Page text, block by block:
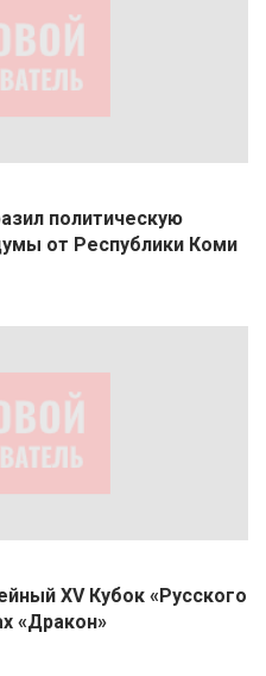
политическую
от Республики Коми
XV Кубок «Русского
«Дракон»